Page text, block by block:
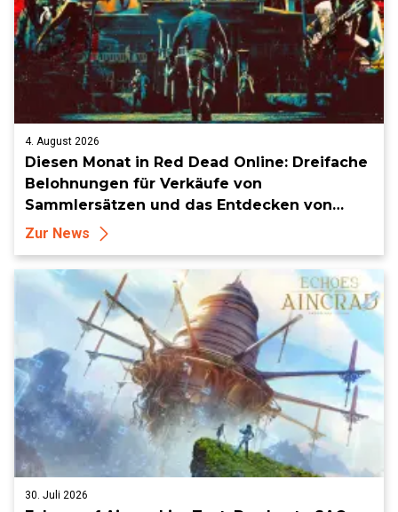
4. August 2026
Diesen Monat in Red Dead Online: Dreifache
Belohnungen für Verkäufe von
Sammlersätzen und das Entdecken von
Sammlerstücken, in Telegramm-Missionen
Zur News
30. Juli 2026